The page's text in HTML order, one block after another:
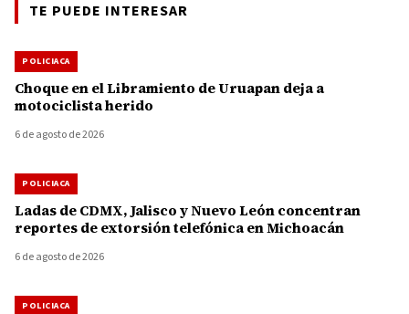
TE PUEDE INTERESAR
POLICIACA
Choque en el Libramiento de Uruapan deja a
motociclista herido
6 de agosto de 2026
POLICIACA
Ladas de CDMX, Jalisco y Nuevo León concentran
reportes de extorsión telefónica en Michoacán
6 de agosto de 2026
POLICIACA